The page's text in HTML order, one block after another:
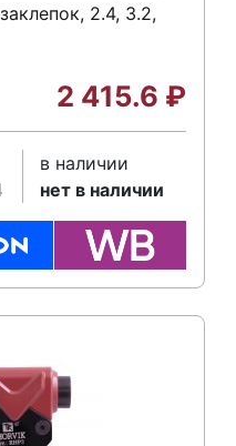
2.4, 3.2,
2 415.6 ₽
в наличии
нет в наличии